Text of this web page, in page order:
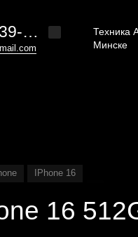
+375 29 339-20-30
Техника
Минске
IPhone 16
16